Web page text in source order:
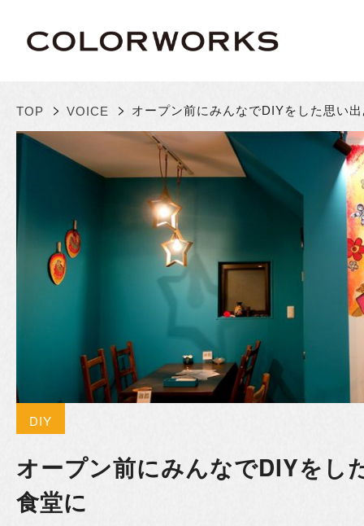
TOP > VOICE > オープン前にみんなでDIYをした 思い
DIY
オープン前にみんなでDIYをし
食堂に